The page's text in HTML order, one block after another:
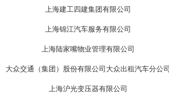
上海建工四建集团有限公司
上海锦江汽车服务有限公司
上海陆家嘴物业管理有限公司
大众交通（集团）股份有限公司大众出租汽车分公司
上海沪光变压器有限公司